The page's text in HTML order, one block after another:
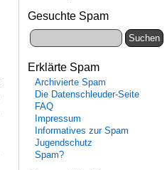
Gesuchte Spam
Erklärte Spam
Archivierte Spam
Die Datenschleuder-Seite
FAQ
Impressum
Informatives zur Spam
Jugendschutz
Spam?